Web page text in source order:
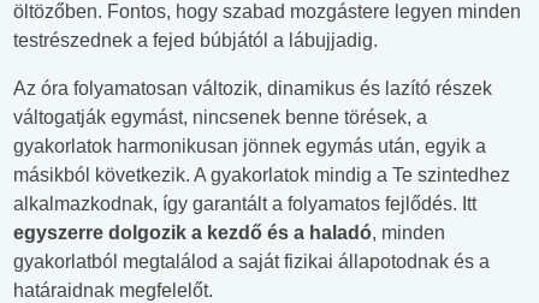
öltözőben. Fontos, hogy szabad mozgástere legyen minden
testrészednek a fejed búbjától a lábujjadig.
Az óra folyamatosan változik, dinamikus és lazító részek
váltogatják egymást, nincsenek benne törések, a
gyakorlatok harmonikusan jönnek egymás után, egyik a
másikból következik. A gyakorlatok mindig a Te szintedhez
alkalmazkodnak, így garantált a folyamatos fejlődés. Itt
egyszerre dolgozik a kezdő és a haladó, minden
gyakorlatból megtalálod a saját fizikai állapotodnak és a
határaidnak megfelelőt.